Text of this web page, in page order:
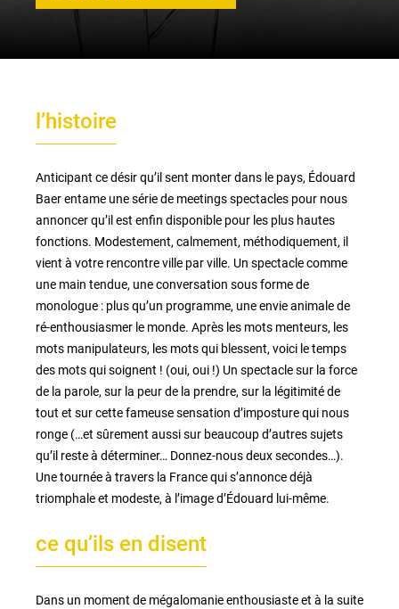
partenaires et mécènes
l’histoire
Anticipant ce désir qu’il sent monter dans le pays, Édouard
Baer entame une série de meetings spectacles pour nous
annoncer qu’il est enfin disponible pour les plus hautes
fonctions. Modestement, calmement, méthodiquement, il
vient à votre rencontre ville par ville. Un spectacle comme
une main tendue, une conversation sous forme de
monologue : plus qu’un programme, une envie animale de
ré-enthousiasmer le monde. Après les mots menteurs, les
mots manipulateurs, les mots qui blessent, voici le temps
des mots qui soignent ! (oui, oui !) Un spectacle sur la force
de la parole, sur la peur de la prendre, sur la légitimité de
tout et sur cette fameuse sensation d’imposture qui nous
ronge (…et sûrement aussi sur beaucoup d’autres sujets
qu’il reste à déterminer… Donnez-nous deux secondes…).
Une tournée à travers la France qui s’annonce déjà
triomphale et modeste, à l’image d’Édouard lui-même.
ce qu’ils en disent
Dans un moment de mégalomanie enthousiaste et à la suite